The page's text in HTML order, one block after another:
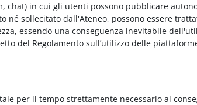
chat) in cui gli utenti possono pubblicare
né sollecitato dall'Ateneo, possono essere
essendo una conseguenza inevitabile
del Regolamento sull’utilizzo delle
per il tempo strettamente necessario al